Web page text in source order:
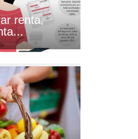
renta,